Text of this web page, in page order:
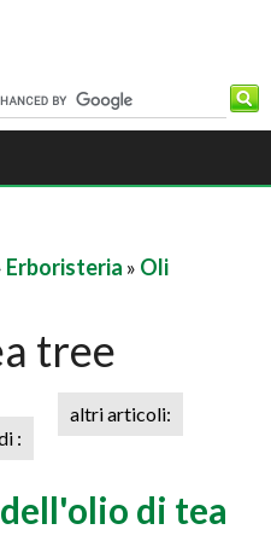
Erboristeria » Oli
tree
:
altri articoli:
di tea